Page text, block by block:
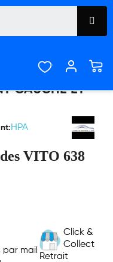
GAUCHE ET
HPA
VITO 638
par mail
Click &
Collect
Retrait